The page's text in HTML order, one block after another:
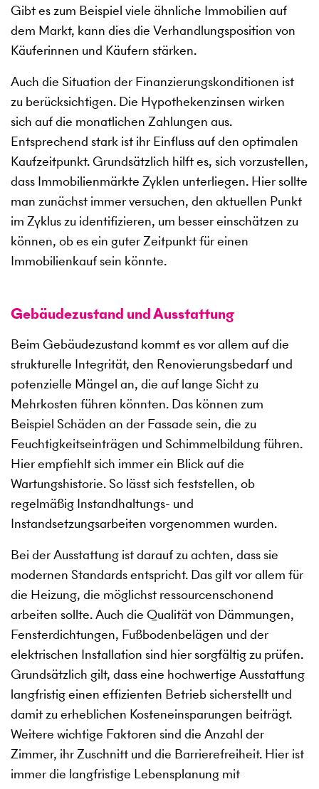
Gibt es zum Beispiel viele ähnliche Immobilien auf
dem Markt, kann dies die Verhandlungsposition von
Käuferinnen und Käufern stärken.
Auch die Situation der Finanzierungskonditionen ist
zu berücksichtigen. Die Hypothekenzinsen wirken
sich auf die monatlichen Zahlungen aus.
Entsprechend stark ist ihr Einfluss auf den optimalen
Kaufzeitpunkt. Grundsätzlich hilft es, sich vorzustellen,
dass Immobilienmärkte Zyklen unterliegen. Hier sollte
man zunächst immer versuchen, den aktuellen Punkt
im Zyklus zu identifizieren, um besser einschätzen zu
können, ob es ein guter Zeitpunkt für einen
Immobilienkauf sein könnte.
Gebäudezustand und Ausstattung
Beim Gebäudezustand kommt es vor allem auf die
strukturelle Integrität, den Renovierungsbedarf und
potenzielle Mängel an, die auf lange Sicht zu
Mehrkosten führen könnten. Das können zum
Beispiel Schäden an der Fassade sein, die zu
Feuchtigkeitseinträgen und Schimmelbildung führen.
Hier empfiehlt sich immer ein Blick auf die
Wartungshistorie. So lässt sich feststellen, ob
regelmäßig Instandhaltungs- und
Instandsetzungsarbeiten vorgenommen wurden.
Bei der Ausstattung ist darauf zu achten, dass sie
modernen Standards entspricht. Das gilt vor allem für
die Heizung, die möglichst ressourcenschonend
arbeiten sollte. Auch die Qualität von Dämmungen,
Fensterdichtungen, Fußbodenbelägen und der
elektrischen Installation sind hier sorgfältig zu prüfen.
Grundsätzlich gilt, dass eine hochwertige Ausstattung
langfristig einen effizienten Betrieb sicherstellt und
damit zu erheblichen Kosteneinsparungen beiträgt.
Weitere wichtige Faktoren sind die Anzahl der
Zimmer, ihr Zuschnitt und die Barrierefreiheit. Hier ist
immer die langfristige Lebensplanung mit